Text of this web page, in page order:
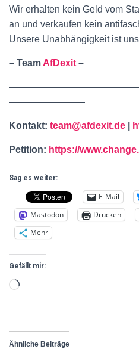
Wir erhalten kein Geld vom
an und verkaufen kein
Unsere Unabhängigkeit ist
– Team AfDexit –
————————
Kontakt: team@afdexit.de
Petition: https://
Sag es weiter:
E-Mail
Mastodon
Drucken
Mehr
Gefällt mir:
Ähnliche Beiträge